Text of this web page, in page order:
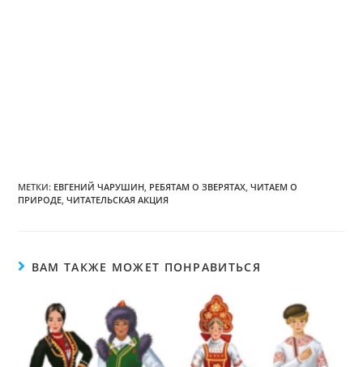
МЕТКИ: ЕВГЕНИЙ ЧАРУШИН РЕБЯТАМ О ЗВЕРЯТАХ ЧИТАЕМ О
ПРИРОДЕ ЧИТАТЕЛЬСКАЯ АКЦИЯ
ВАМ ТАКЖЕ МОЖЕТ ПОНРАВИТЬСЯ